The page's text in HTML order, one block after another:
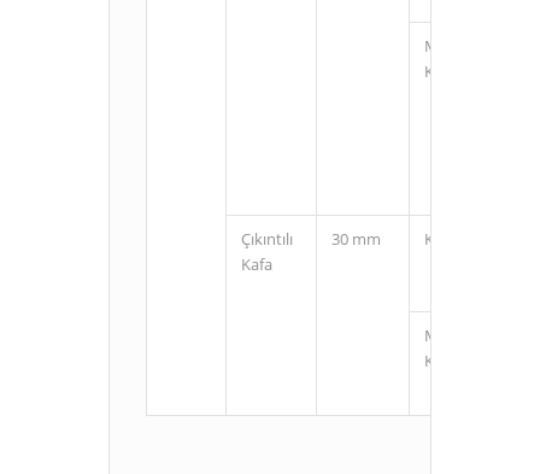
M12
Konnektörlü
Çıkıntılı
Kafa
30 mm Kablolu
M12
Konnektörlü